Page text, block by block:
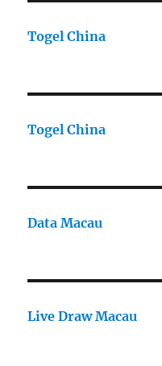
Togel China
Togel China
Data Macau
Live Draw Macau